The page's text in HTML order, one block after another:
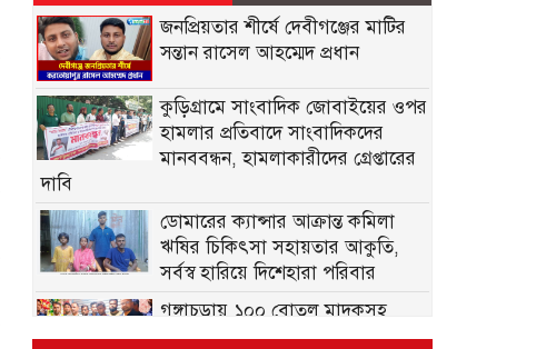
জনপ্রিয়তার শীর্ষে দেবীগঞ্জের মাটির
সন্তান রাসেল আহম্মেদ প্রধান
কুড়িগ্রামে সাংবাদিক জোবাইয়ের ওপর
হামলার প্রতিবাদে সাংবাদিকদের
মানববন্ধন, হামলাকারীদের গ্রেপ্তারের
দাবি
ডোমারের ক্যান্সার আক্রান্ত কমিলা
ঋষির চিকিৎসা সহায়তার আকুতি,
সর্বস্ব হারিয়ে দিশেহারা পরিবার
গঙ্গাচড়ায় ১০০ বোতল মাদকসহ
আটক ২, মামলা দায়েরের প্রস্তুতি